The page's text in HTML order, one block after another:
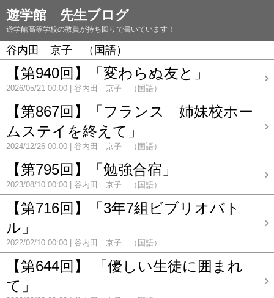
遊学館 先生ブログ
遊学館高等学校の教員が持ち回りで書いています！
谷内田 京子 （国語）
【第940回】「変わらぬ友と」
2026/05/21 00:00 谷内田 京子 （国語）
【第867回】「フランス 姉妹校ホー
ムステイを終えて」
2024/12/26 00:00 谷内田 京子 （国語）
【第795回】「勉強合宿」
2023/08/10 00:00 谷内田 京子 （国語）
【第716回】「3年7組ビブリオバト
ル」
2022/02/10 00:00 谷内田 京子 （国語）
【第644回】 「優しい生徒に囲まれ
て」